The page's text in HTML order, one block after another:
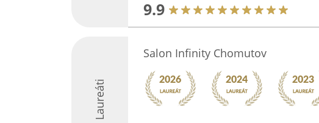
9.9
Laureáti
Salon Infinity Chomutov